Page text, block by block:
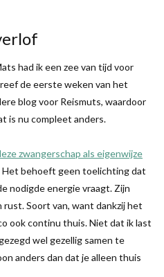
had ik een zee van tijd voor
de eerste weken van het
blog voor Reismuts, waardoor
is nu compleet anders.
zwangerschap als eigenwijze
Het behoeft geen toelichting dat
nodigde energie vraagt. Zijn
Soort van, want dankzij het
ook continu thuis. Niet dat ik last
wel gezellig samen te
anders dan dat je alleen thuis